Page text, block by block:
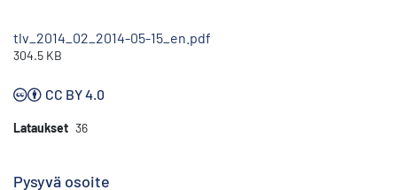
tlv_2014_02_2014-05-15_en.pdf
304.5 KB
CC BY 4.0
Lataukset 36
Pysyvä osoite